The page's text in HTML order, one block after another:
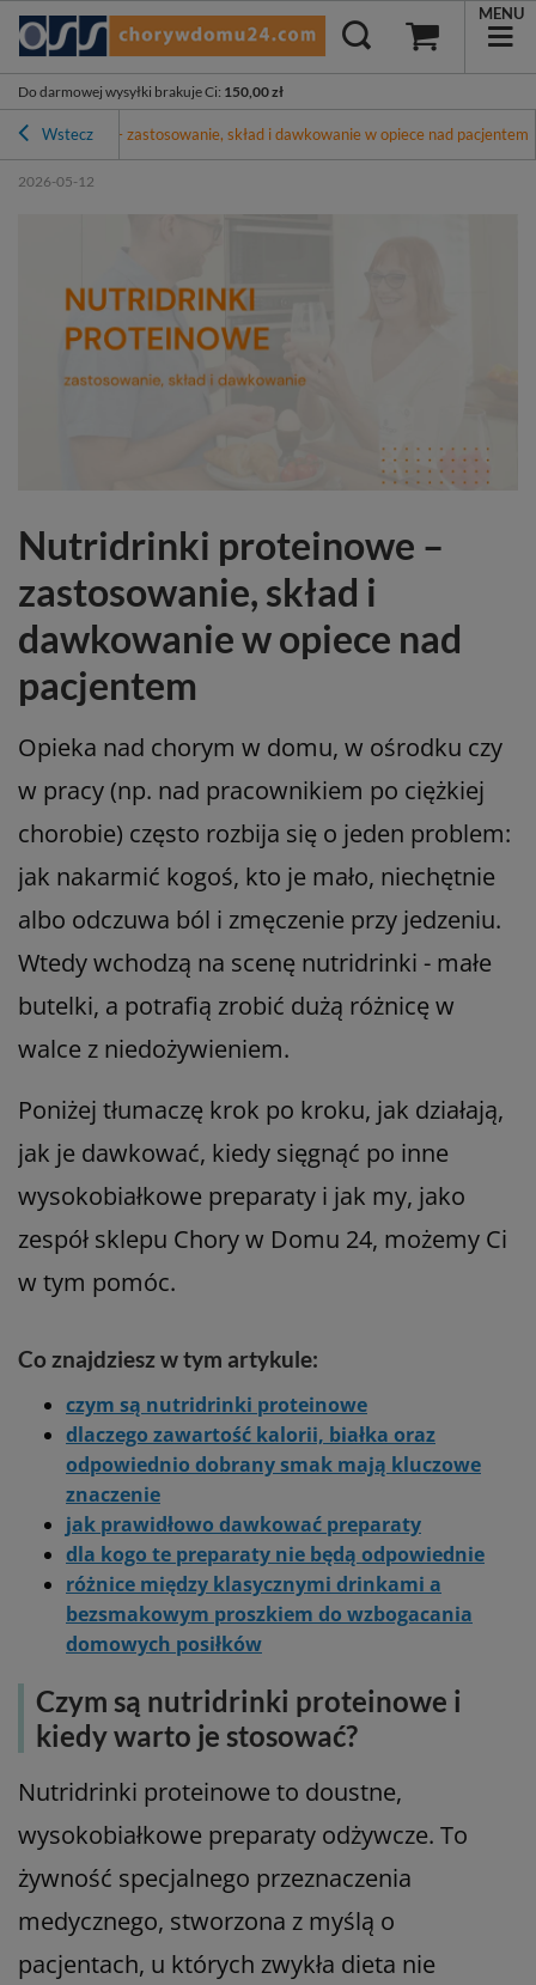
Do darmowej wysyłki brakuje Ci: 150,00 zł
MENU
Wstecz
proteinowe – zastosowanie, skład i dawkowanie w opiece nad pacjentem
2026-05-12
Nutridrinki proteinowe –
zastosowanie, skład i
dawkowanie w opiece nad
pacjentem
Opieka nad chorym w domu, w ośrodku czy
w pracy (np. nad pracownikiem po ciężkiej
chorobie) często rozbija się o jeden problem:
jak nakarmić kogoś, kto je mało, niechętnie
albo odczuwa ból i zmęczenie przy jedzeniu.
Wtedy wchodzą na scenę nutridrinki - małe
butelki, a potrafią zrobić dużą różnicę w
walce z niedożywieniem.
Poniżej tłumaczę krok po kroku, jak działają,
jak je dawkować, kiedy sięgnąć po inne
wysokobiałkowe preparaty i jak my, jako
zespół sklepu Chory w Domu 24, możemy Ci
w tym pomóc.
Co znajdziesz w tym artykule:
czym są nutridrinki proteinowe
dlaczego zawartość kalorii, białka oraz
odpowiednio dobrany smak mają kluczowe
znaczenie
jak prawidłowo dawkować preparaty
dla kogo te preparaty nie będą odpowiednie
różnice między klasycznymi drinkami a
bezsmakowym proszkiem do wzbogacania
domowych posiłków
Czym są nutridrinki proteinowe i
kiedy warto je stosować?
Nutridrinki proteinowe to doustne,
wysokobiałkowe preparaty odżywcze. To
żywność specjalnego przeznaczenia
medycznego, stworzona z myślą o
pacjentach, u których zwykła dieta nie